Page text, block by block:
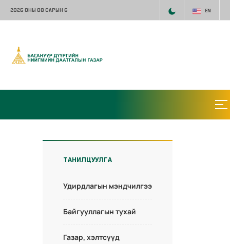
2026 ОНЫ 08 САРЫН 6 EN
ТАНИЛЦУУЛГА
Удирдлагын мэндчилгээ
Байгууллагын тухай
Газар, хэлтсүүд